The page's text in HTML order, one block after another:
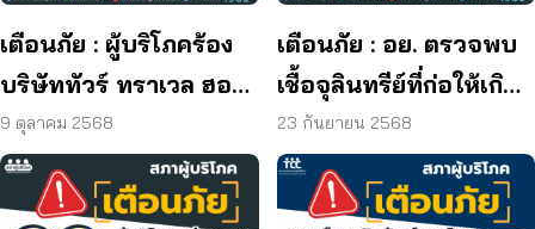
เตือนภัย : ผู้บริโภคร้อง
บริษัททัวร์ ทราเวล ฮอลิ
เดย์ ยุติกิจการ ไม่คืนเงิน
ผู้บริโภค
9 ตุลาคม 2568
เตือนภัย : อย. ตรวจพบ
เชื้อจุลินทรีย์ที่ก่อให้เกิด
โรค และพบแบคทีเรีย
ยีสต์ และรา เกิน
มาตรฐานกำหนด ใน
23 กันยายน 2568